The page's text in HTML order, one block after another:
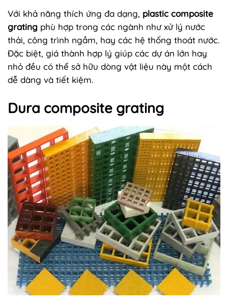
Với khả năng thích ứng đa dạng, plastic composite
grating phù hợp trong các ngành như xử lý nước
thải, công trình ngầm, hay các hệ thống thoát nước.
Đặc biệt, giá thành hợp lý giúp các dự án lớn hay
nhỏ đều có thể sở hữu dòng vật liệu này một cách
dễ dàng và tiết kiệm.
Dura composite grating